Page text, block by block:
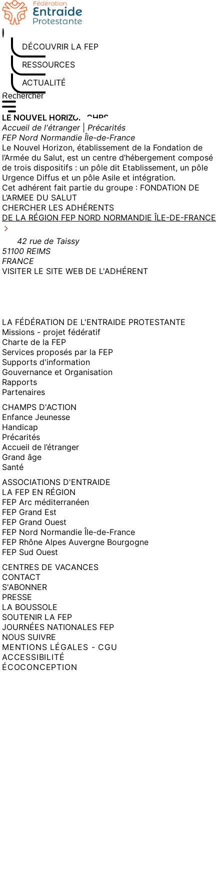
Aller
au
contenu
DÉCOUVRIR LA FEP
RESSOURCES
ACTUALITÉS
Rechercher sur le site
Saisissez au moins 3 caractères pour lancer la recherche
LE NOUVEL HORIZON CHRS
Accueil de l'étranger| Précarités
FEP Nord Normandie Île-de-France
Le Nouvel Horizon, établissement de la Fondation de
l’Armée du Salut, est un centre d’hébergement composé
de trois dispositifs : un pôle dit Etablissement, un pôle
Urgence Diffus et un pôle Asile et intégration.
Cet adhérent fait partie du groupe : FONDATION DE
L’ARMEE DU SALUT
CHERCHER LES ADHÉRENTS
DE LA RÉGION FEP NORD NORMANDIE ÎLE-DE-FRANCE
42 rue de Taissy
51100 REIMS
FRANCE
VISITER LE SITE WEB DE L'ADHÉRENT(NOUVELLE
LA FÉDÉRATION DE L'ENTRAIDE PROTESTANTE
Missions - projet fédératif
Charte de la FEP
Services proposés par la FEP
Supports d'information
Gouvernance et Organisation
Rapports
Partenaires
CHAMPS D'ACTION
Enfance Jeunesse
Handicap
Précarités
Accueil de l’étranger
Grand âge
Santé
ASSOCIATIONS D'ENTRAIDE
LA FEP EN RÉGION
FEP Arc méditerranéen
FEP Grand Est
FEP Grand Ouest
FEP Nord Normandie Île-de-France
FEP Rhône Alpes Auvergne Bourgogne
FEP Sud Ouest
CENTRES DE VACANCES
CONTACT
S'ABONNER
PRESSE
LA BOUSSOLE
SOUTENIR LA FEP
JOURNÉES NATIONALES FEP
NOUS SUIVRE
MENTIONS LÉGALES - CGU
ACCESSIBILITÉ
ÉCOCONCEPTION